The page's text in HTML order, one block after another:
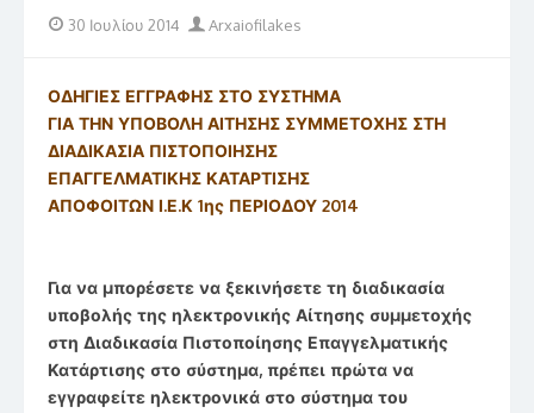
Posted
30 Ιουλίου 2014 Author
Arxaiofilakes
ΟΔΗΓΙΕΣ ΕΓΓΡΑΦΗΣ ΣΤΟ ΣΥΣΤΗΜΑ
ΓΙΑ ΤΗΝ ΥΠΟΒΟΛΗ ΑΙΤΗΣΗΣ ΣΥΜΜΕΤΟΧΗΣ ΣΤΗ
ΔΙΑΔΙΚΑΣΙΑ ΠΙΣΤΟΠΟΙΗΣΗΣ
ΕΠΑΓΓΕΛΜΑΤΙΚΗΣ ΚΑΤΑΡΤΙΣΗΣ
ΑΠΟΦΟΙΤΩΝ Ι.Ε.Κ 1ης ΠΕΡΙΟΔΟΥ 2014
Για να μπορέσετε να ξεκινήσετε τη διαδικασία
υποβολής της ηλεκτρονικής Αίτησης συμμετοχής
στη Διαδικασία Πιστοποίησης Επαγγελματικής
Κατάρτισης στο σύστημα, πρέπει πρώτα να
εγγραφείτε ηλεκτρονικά στο σύστημα του